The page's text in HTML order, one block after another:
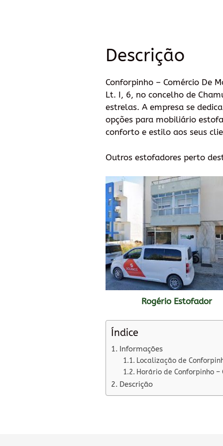
Descrição
Conforpinho – Comércio De
Lt. I, 6, no concelho de
estrelas. A empresa se
opções para mobiliário
conforto e estilo aos seus
Outros estofadores perto
Rogério Estofador
Índice
Informações
Localização de
Horário de Conforpinho –
Descrição